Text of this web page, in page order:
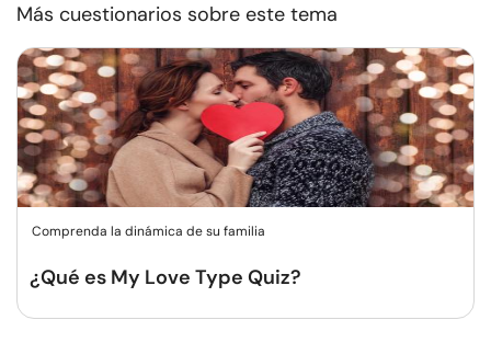
Más cuestionarios sobre este tema
Comprenda la dinámica de su familia
¿Qué es My Love Type Quiz?